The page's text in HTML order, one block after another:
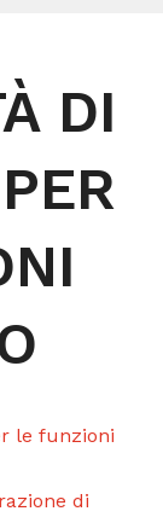
DI
le funzioni
di